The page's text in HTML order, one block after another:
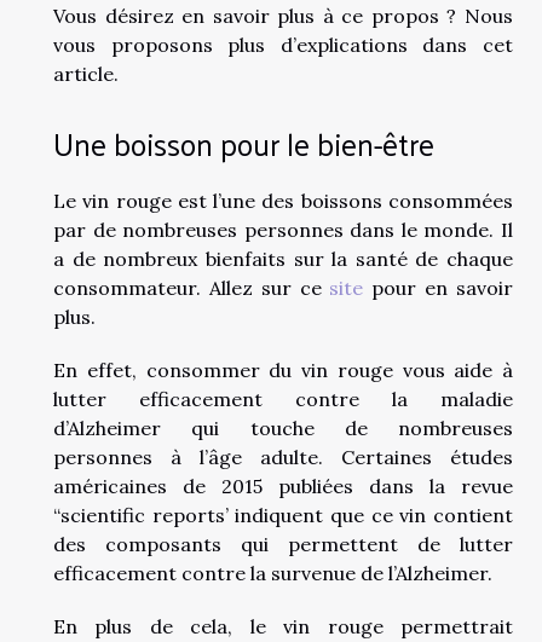
Vous désirez en savoir plus à ce propos ? Nous
vous proposons plus d’explications dans cet
article.
Une boisson pour le bien-être
Le vin rouge est l’une des boissons consommées
par de nombreuses personnes dans le monde. Il
a de nombreux bienfaits sur la santé de chaque
consommateur. Allez sur ce site pour en savoir
plus.
En effet, consommer du vin rouge vous aide à
lutter efficacement contre la maladie
d’Alzheimer qui touche de nombreuses
personnes à l’âge adulte. Certaines études
américaines de 2015 publiées dans la revue
“scientific reports’ indiquent que ce vin contient
des composants qui permettent de lutter
efficacement contre la survenue de l’Alzheimer.
En plus de cela, le vin rouge permettrait